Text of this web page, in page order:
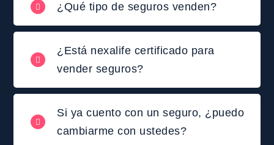
¿Qué tipo de seguros venden?
¿Está nexalife certificado para
vender seguros?
Si ya cuento con un seguro, ¿puedo
cambiarme con ustedes?